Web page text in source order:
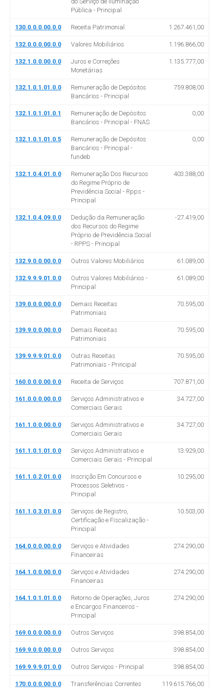
Pública - Principal
130.0.0.0.00.0.0 Receita Patrimonial 1.267.461,00
132.0.0.0.00.0.0 Valores Mobiliários 1.196.866,00
132.1.0.0.00.0.0
Juros e Correções
Monetárias
1.135.777,00
132.1.0.1.01.0.0
Remuneração de Depósitos
Bancários - Principal
759.808,00
132.1.0.1.01.0.1
Remuneração de Depósitos
Bancários - Principal - FNAS
0,00
132.1.0.1.01.0.5
Remuneração de Depósitos
Bancários - Principal -
fundeb
0,00
132.1.0.4.01.0.0
Remuneração Dos Recursos
do Regime Próprio de
Previdência Social - Rpps -
Principal
403.388,00
132.1.0.4.09.0.0
Dedução da Remuneração
dos Recursos do Regime
Próprio de Previdência Social
- RPPS - Principal
-27.419,00
132.9.0.0.00.0.0 Outros Valores Mobiliários 61.089,00
132.9.9.9.01.0.0
Outros Valores Mobiliários -
Principal
61.089,00
139.0.0.0.00.0.0
Demais Receitas
Patrimoniais
70.595,00
139.9.0.0.00.0.0
Demais Receitas
Patrimoniais
70.595,00
139.9.9.9.01.0.0
Outras Receitas
Patrimoniais - Principal
70.595,00
160.0.0.0.00.0.0 Receita de Serviços 707.871,00
161.0.0.0.00.0.0
Serviços Administrativos e
Comerciais Gerais
34.727,00
161.1.0.0.00.0.0
Serviços Administrativos e
Comerciais Gerais
34.727,00
161.1.0.1.01.0.0
Serviços Administrativos e
Comerciais Gerais - Principal
13.929,00
161.1.0.2.01.0.0
Inscrição Em Concursos e
Processos Seletivos -
Principal
10.295,00
161.1.0.3.01.0.0
Serviços de Registro,
Certificação e Fiscalização -
Principal
10.503,00
164.0.0.0.00.0.0
Serviços e Atividades
Financeiras
274.290,00
164.1.0.0.00.0.0
Serviços e Atividades
Financeiras
274.290,00
164.1.0.1.01.0.0
Retorno de Operações, Juros
e Encargos Financeiros -
Principal
274.290,00
169.0.0.0.00.0.0 Outros Serviços 398.854,00
169.9.0.0.00.0.0 Outros Serviços 398.854,00
169.9.9.9.01.0.0 Outros Serviços - Principal 398.854,00
170.0.0.0.00.0.0 Transferências Correntes 119.615.766,00